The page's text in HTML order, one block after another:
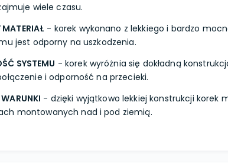
wiele czasu.
- korek wykonano z lekkiego i bardzo
jest odporny na uszkodzenia.
SYSTEMU - korek wyróżnia się dokładną
i odporność na przecieki.
- dzięki wyjątkowo lekkiej konstrukcji korek
montowanych nad i pod ziemią.